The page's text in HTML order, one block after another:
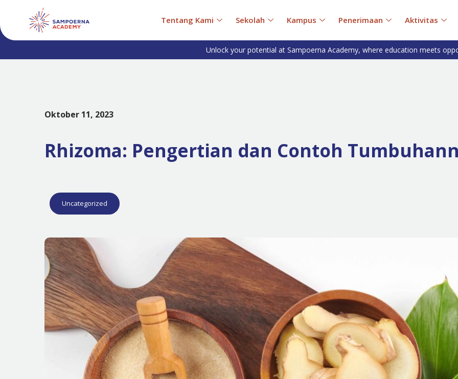
Tentang Kami Sekolah Kampus Penerimaan Aktivitas
Unlock your potential at Sampoerna Academy, where education meets
Oktober 11, 2023
Rhizoma: Pengertian dan Contoh
Uncategorized